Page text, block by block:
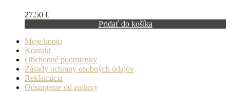
27.50 €
Pridať do košíka
Moje konto
Kontakt
Obchodné podmienky
Zásady ochrany osobných údajov
Reklamácia
Odstupenie od zmluvy